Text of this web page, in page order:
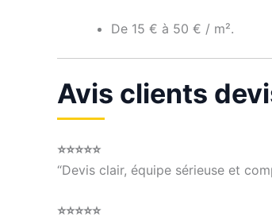
De 15 € à 50 € / m².
Avis clients
⭐⭐⭐⭐⭐
“Devis clair, équipe sérieuse et
⭐⭐⭐⭐⭐